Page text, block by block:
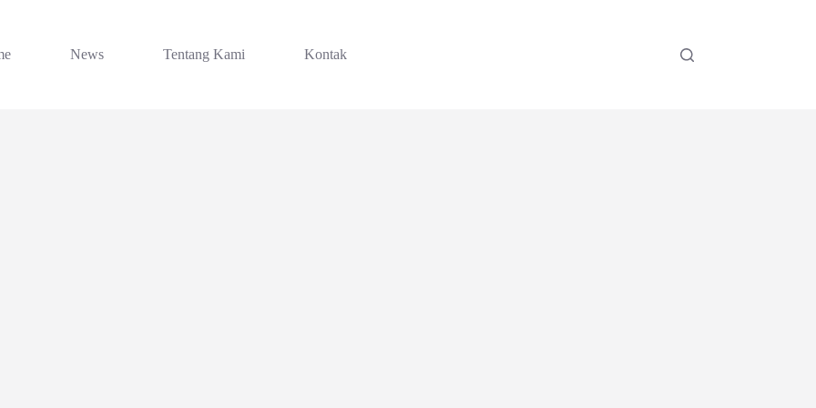
News Tentang Kami Kontak